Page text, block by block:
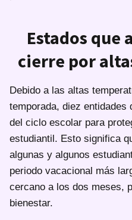
Estados que
cierre por
Debido a las altas
temporada, diez entidades
del ciclo escolar para
estudiantil. Esto significa
algunas y algunos
periodo vacacional más
cercano a los dos meses,
bienestar.